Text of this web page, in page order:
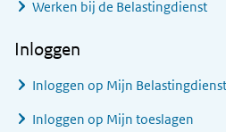
Werken bij de Belastingdienst
Inloggen
Inloggen op Mijn Belastingdienst
Inloggen op Mijn toeslagen